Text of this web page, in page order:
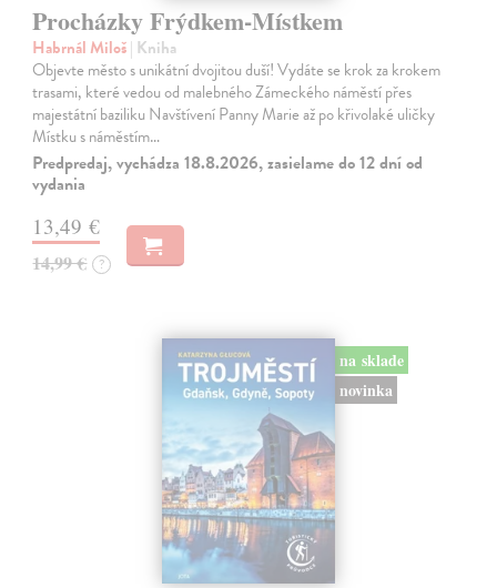
Procházky Frýdkem-Místkem
Habrnál Miloš| Kniha
Objevte město s unikátní dvojitou duší! Vydáte se krok za krokem
trasami, které vedou od malebného Zámeckého náměstí přes
majestátní baziliku Navštívení Panny Marie až po křivolaké uličky
Místku s náměstím…
Predpredaj, vychádza 18.8.2026, zasielame do 12 dní od
vydania
13,49 €
14,99 € ?
na sklade
novinka